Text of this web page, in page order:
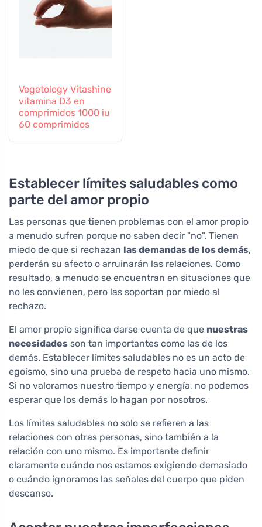
Vegetology Vitashine
vitamina D3 en
comprimidos 1000 iu
60 comprimidos
Establecer límites saludables como
parte del amor propio
Las personas que tienen problemas con el amor propio
a menudo sufren porque no saben decir "no". Tienen
miedo de que si rechazan las demandas de los demás,
perderán su afecto o arruinarán las relaciones. Como
resultado, a menudo se encuentran en situaciones que
no les convienen, pero las soportan por miedo al
rechazo.
El amor propio significa darse cuenta de que nuestras
necesidades son tan importantes como las de los
demás. Establecer límites saludables no es un acto de
egoísmo, sino una prueba de respeto hacia uno mismo.
Si no valoramos nuestro tiempo y energía, no podemos
esperar que los demás lo hagan por nosotros.
Los límites saludables no solo se refieren a las
relaciones con otras personas, sino también a la
relación con uno mismo. Es importante definir
claramente cuándo nos estamos exigiendo demasiado
o cuándo ignoramos las señales del cuerpo que piden
descanso.